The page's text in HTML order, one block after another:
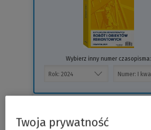
Wybierz inny numer czasopisma:
Twoja prywatność